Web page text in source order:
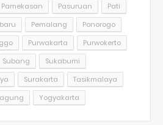
Pamekasan Pasuruan
Pati
Pemalang
Ponorogo
Purwakarta
Purwokerto
Subang
Sukabumi
Surakarta
Tasikmalaya
Yogyakarta